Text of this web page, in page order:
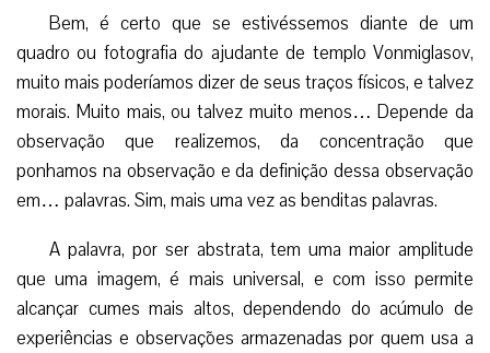
Bem, é certo que se estivéssemos diante de um
quadro ou fotografia do ajudante de templo Vonmiglasov,
muito mais poderíamos dizer de seus traços físicos, e talvez
morais. Muito mais, ou talvez muito menos… Depende da
observação que realizemos, da concentração que
ponhamos na observação e da definição dessa observação
em… palavras. Sim, mais uma vez as benditas palavras.
A palavra, por ser abstrata, tem uma maior amplitude
que uma imagem, é mais universal, e com isso permite
alcançar cumes mais altos, dependendo do acúmulo de
experiências e observações armazenadas por quem usa a